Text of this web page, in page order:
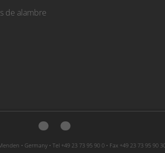
de alambre
• Germany • Tel +49 23 73 95 90 0 • Fax +49 23 73 95 90